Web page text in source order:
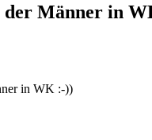
der Männer in
in WK :-))